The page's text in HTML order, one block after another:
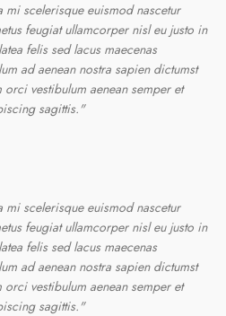
scelerisque euismod nascetur
feugiat ullamcorper nisl eu justo in
felis sed lacus maecenas
ad aenean nostra sapien dictumst
vestibulum aenean semper et
sagittis."
scelerisque euismod nascetur
feugiat ullamcorper nisl eu justo in
felis sed lacus maecenas
ad aenean nostra sapien dictumst
vestibulum aenean semper et
sagittis."